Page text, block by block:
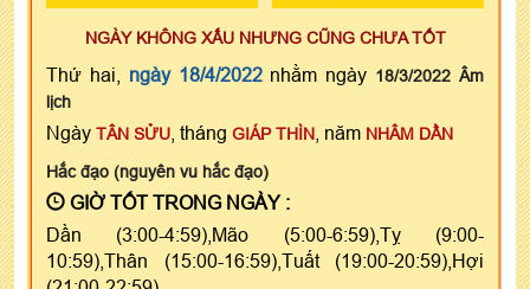
NGÀY KHÔNG XẤU NHƯNG CŨNG CHƯA TỐT
Thứ hai, ngày 18/4/2022nhằm ngày 18/3/2022 Âm
lịch
Ngày TÂN SỬU , tháng GIÁP THÌN , năm NHÂM DẦN
Hắc đạo (nguyên vu hắc đạo)
GIỜ TỐT TRONG NGÀY :
Dần (3:00-4:59),Mão (5:00-6:59),Tỵ (9:00-
10:59),Thân (15:00-16:59),Tuất (19:00-20:59),Hợi